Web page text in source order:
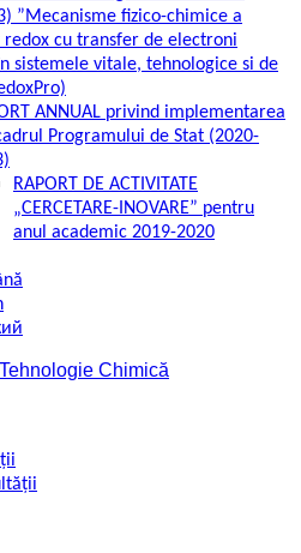
”Mecanisme fizico-chimice a
redox cu transfer de electroni
sistemele vitale, tehnologice si de
ANNUAL privind implementarea
Programului de Stat (2020-
RAPORT DE ACTIVITATE
„CERCETARE-INOVARE” pentru
anul academic 2019-2020